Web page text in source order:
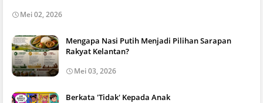
Mei 02, 2026
Mengapa Nasi Putih Menjadi Pilihan Sarapan
Rakyat Kelantan?
Mei 03, 2026
Berkata 'Tidak' Kepada Anak